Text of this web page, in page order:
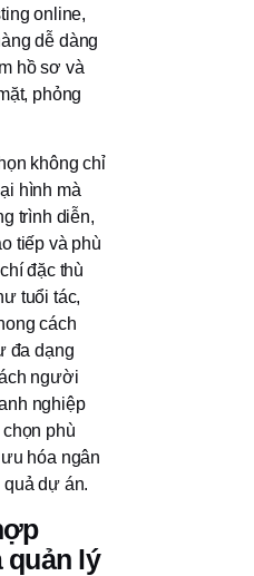
online,
dễ dàng
hồ sơ và
phỏng
không chỉ
hình mà
trình diễn,
tiếp và phù
đặc thù
tuổi tác,
cách
đa dạng
người
nghiệp
phù
hóa ngân
dự án.
quản lý